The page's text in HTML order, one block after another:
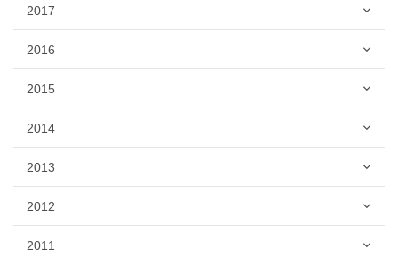
2017
2016
2015
2014
2013
2012
2011